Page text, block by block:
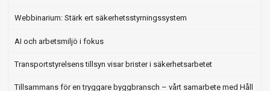
Webbinarium: Stärk ert säkerhetsstyrningssystem
AI och arbetsmiljö i fokus
Transportstyrelsens tillsyn visar brister i säkerhetsarbetet
Tillsammans för en tryggare byggbransch – vårt samarbete med Håll